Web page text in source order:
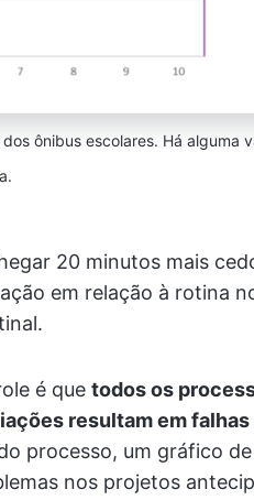
ônibus escolares. Há alguma
20 minutos mais
em relação à rotina
é que todos os
resultam em
processo, um gráfico
nos projetos